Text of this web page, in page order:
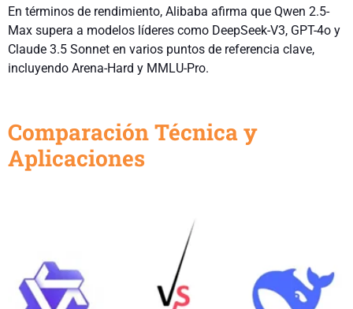
En términos de rendimiento, Alibaba afirma que Qwen 2.5-
Max supera a modelos líderes como DeepSeek-V3, GPT-4o y
Claude 3.5 Sonnet en varios puntos de referencia clave,
incluyendo Arena-Hard y MMLU-Pro.
Comparación Técnica y
Aplicaciones